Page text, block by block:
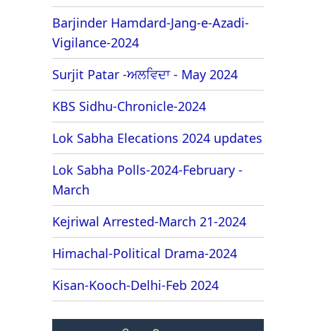
Barjinder Hamdard-Jang-e-Azadi-
Vigilance-2024
Surjit Patar -ਅਲਵਿਦਾ - May 2024
KBS Sidhu-Chronicle-2024
Lok Sabha Elecations 2024 updates
Lok Sabha Polls-2024-February -
March
Kejriwal Arrested-March 21-2024
Himachal-Political Drama-2024
Kisan-Kooch-Delhi-Feb 2024